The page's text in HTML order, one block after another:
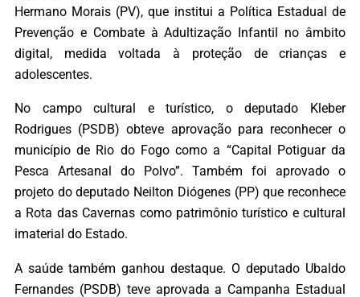
Hermano Morais (PV), que institui a Política Estadual de
Prevenção e Combate à Adultização Infantil no âmbito
digital, medida voltada à proteção de crianças e
adolescentes.
No campo cultural e turístico, o deputado Kleber
Rodrigues (PSDB) obteve aprovação para reconhecer o
município de Rio do Fogo como a “Capital Potiguar da
Pesca Artesanal do Polvo”. Também foi aprovado o
projeto do deputado Neilton Diógenes (PP) que reconhece
a Rota das Cavernas como patrimônio turístico e cultural
imaterial do Estado.
A saúde também ganhou destaque. O deputado Ubaldo
Fernandes (PSDB) teve aprovada a Campanha Estadual